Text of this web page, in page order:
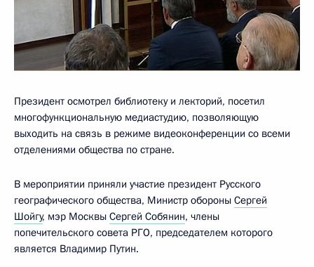
Президент осмотрел библиотеку и лекторий, посетил
многофункциональную медиастудию, позволяющую
выходить на связь в режиме видеоконференции со всеми
отделениями общества по стране.
В мероприятии приняли участие президент Русского
географического общества, Министр обороны Сергей
Шойгу, мэр Москвы Сергей Собянин, члены
попечительского совета РГО, председателем которого
является Владимир Путин.